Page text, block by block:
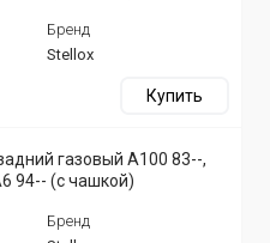
Бренд
Stellox
Купить
газовый A100 83--,
94-- (с чашкой)
Бренд